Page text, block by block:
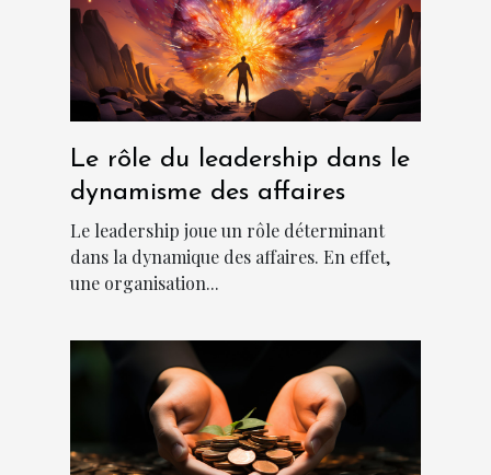
Le rôle du leadership dans le
dynamisme des affaires
Le leadership joue un rôle déterminant
dans la dynamique des affaires. En effet,
une organisation...